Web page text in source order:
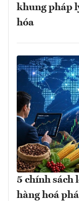
khung pháp
hóa
5 chính sách
hàng hoá